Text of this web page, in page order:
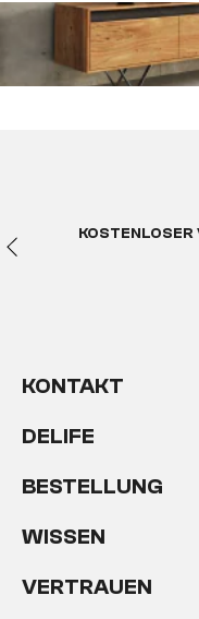
KONTAKT
DELIFE
BESTELLUNG
WISSEN
VERTRAUEN